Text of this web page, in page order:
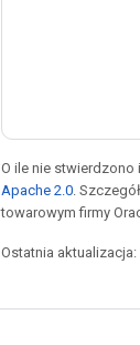
O ile nie stwierdzono
Apache 2.0 .
towarowym firmy
Ostatnia aktualizacja: